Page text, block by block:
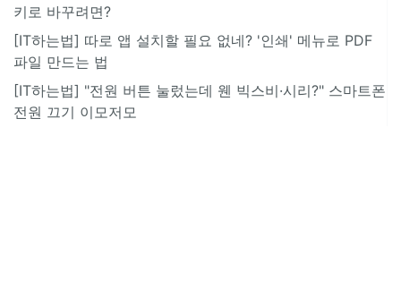
키로 바꾸려면?
[IT하는법] 따로 앱 설치할 필요 없네? '인쇄' 메뉴로 PDF
파일 만드는 법
[IT하는법] "전원 버튼 눌렀는데 웬 빅스비·시리?" 스마트폰
전원 끄기 이모저모